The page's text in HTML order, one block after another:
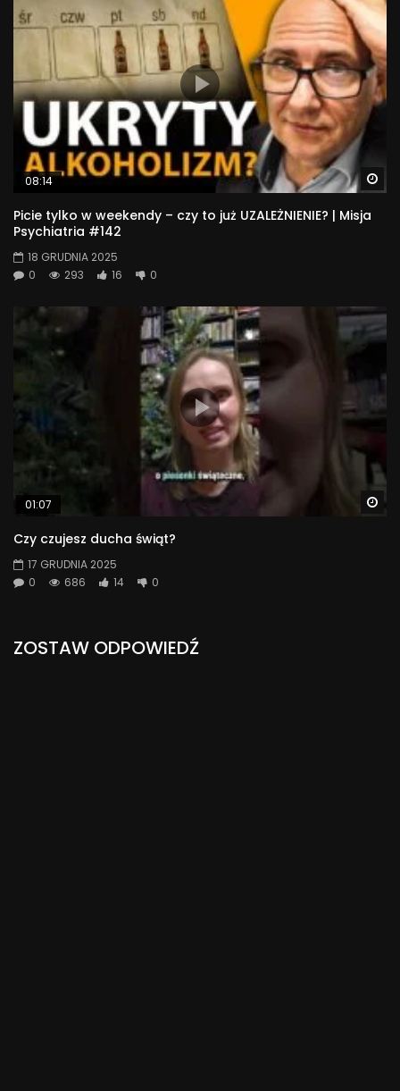
08:14
Picie tylko w weekendy – czy to już UZALEŻNIENIE? | Misja
Psychiatria #142
18 GRUDNIA 2025
0
293 16 0
01:07
Czy czujesz ducha świąt?
17 GRUDNIA 2025
0
686 14 0
ZOSTAW ODPOWIEDŹ